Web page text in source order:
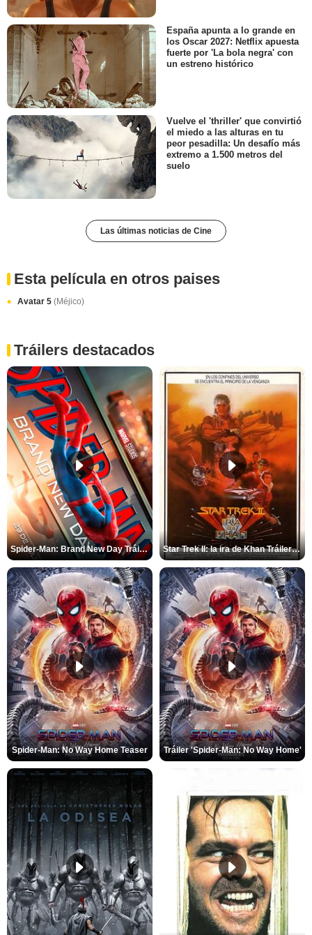
España apunta a lo grande en
los Oscar 2027: Netflix apuesta
fuerte por 'La bola negra' con
un estreno histórico
Vuelve el 'thriller' que convirtió
el miedo a las alturas en tu
peor pesadilla: Un desafío más
extremo a 1.500 metros del
suelo
Las últimas noticias de Cine
Esta película en otros paises
Avatar 5 (Méjico)
Tráilers destacados
Spider-Man: Brand New Day Tráiler (3) Star Trek II: la ira de Khan Tráiler VO
Spider-Man: No Way Home Teaser Tráiler 'Spider-Man: No Way Home'